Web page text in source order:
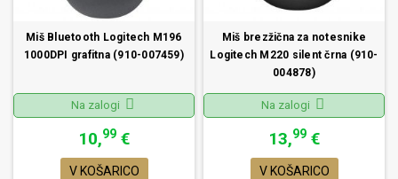
Miš Bluetooth Logitech M196
1000DPI grafitna (910-007459)
Na zalogi
10,99 €
V KOŠARICO
Miš brezžična za notesnike
Logitech M220 silent črna (910-
004878)
Na zalogi
13,99 €
V KOŠARICO